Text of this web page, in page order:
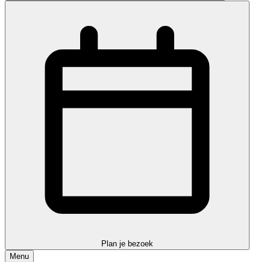
Plan je bezoek
Menu